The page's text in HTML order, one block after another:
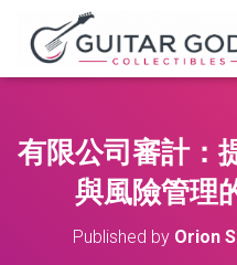
有限公司審計：
與風險管理
Published by Orion